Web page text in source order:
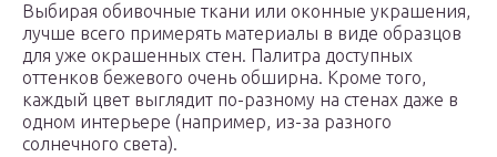
Выбирая обивочные ткани или оконные украшения,
лучше всего примерять материалы в виде образцов
для уже окрашенных стен. Палитра доступных
оттенков бежевого очень обширна. Кроме того,
каждый цвет выглядит по-разному на стенах даже в
одном интерьере (например, из-за разного
солнечного света).